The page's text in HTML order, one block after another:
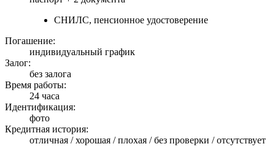
СНИЛС, пенсионное удостоверение
Погашение:
индивидуальный график
Залог:
без залога
Время работы:
24 часа
Идентификация:
фото
Кредитная история:
отличная / хорошая / плохая / без проверки / отсутствует